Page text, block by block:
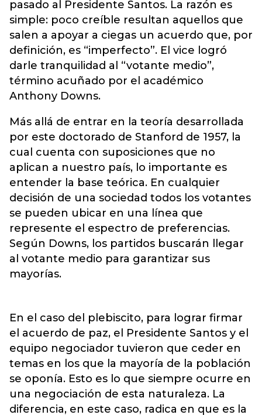
pasado al Presidente Santos. La razón es
simple: poco creíble resultan aquellos que
salen a apoyar a ciegas un acuerdo que, por
definición, es “imperfecto”. El vice logró
darle tranquilidad al “votante medio”,
término acuñado por el académico
Anthony Downs.
Más allá de entrar en la teoría desarrollada
por este doctorado de Stanford de 1957, la
cual cuenta con suposiciones que no
aplican a nuestro país, lo importante es
entender la base teórica. En cualquier
decisión de una sociedad todos los votantes
se pueden ubicar en una línea que
represente el espectro de preferencias.
Según Downs, los partidos buscarán llegar
al votante medio para garantizar sus
mayorías.
En el caso del plebiscito, para lograr firmar
el acuerdo de paz, el Presidente Santos y el
equipo negociador tuvieron que ceder en
temas en los que la mayoría de la población
se oponía. Esto es lo que siempre ocurre en
una negociación de esta naturaleza. La
diferencia, en este caso, radica en que es la